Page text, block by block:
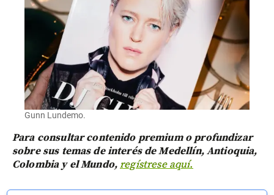
Gunn Lundemo.
Para consultar contenido premium o profundizar
sobre sus temas de interés de Medellín, Antioquia,
Colombia y el Mundo,regístrese aquí.